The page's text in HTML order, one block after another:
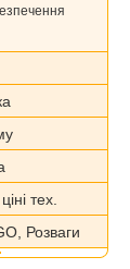
тех.
Розваги